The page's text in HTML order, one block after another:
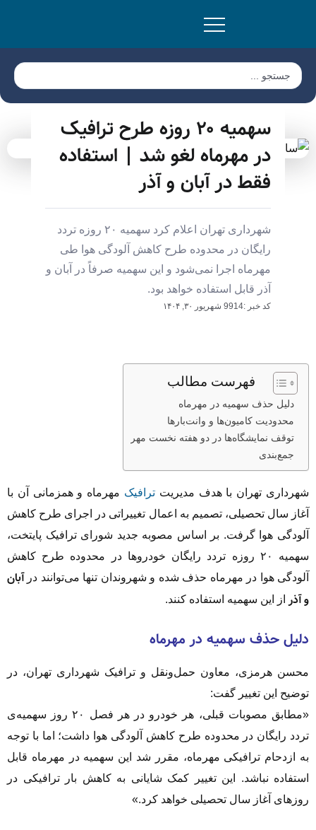
سهمیه ۲۰ روزه طرح ترافیک
در مهرماه لغو شد | استفاده
فقط در آبان و آذر
شهرداری تهران اعلام کرد سهمیه ۲۰ روزه تردد
رایگان در محدوده طرح کاهش آلودگی هوا طی
مهرماه اجرا نمی‌شود و این سهمیه صرفاً در آبان و
آذر قابل استفاده خواهد بود.
کد خبر :9914 شهریور ۳۰, ۱۴۰۴
فهرست مطالب
دلیل حذف سهمیه در مهرماه
محدودیت کامیون‌ها و وانت‌بارها
توقف نمایشگاه‌ها در دو هفته نخست مهر
جمع‌بندی
شهرداری تهران با هدف مدیریت ترافیک مهرماه و همزمانی آن با
آغاز سال تحصیلی، تصمیم به اعمال تغییراتی در اجرای طرح کاهش
آلودگی هوا گرفت. بر اساس مصوبه جدید شورای ترافیک پایتخت،
سهمیه ۲۰ روزه تردد رایگان خودروها در محدوده طرح کاهش
آلودگی هوا در مهرماه حذف شده و شهروندان تنها می‌توانند درآبان
و آذر از این سهمیه استفاده کنند.
دلیل حذف سهمیه در مهرماه
محسن هرمزی، معاون حمل‌ونقل و ترافیک شهرداری تهران، در
توضیح این تغییر گفت:
«مطابق مصوبات قبلی، هر خودرو در هر فصل ۲۰ روز سهمیه‌ی
تردد رایگان در محدوده طرح کاهش آلودگی هوا داشت؛ اما با توجه
به ازدحام ترافیکی مهرماه، مقرر شد این سهمیه در مهرماه قابل
استفاده نباشد. این تغییر کمک شایانی به کاهش بار ترافیکی در
روزهای آغاز سال تحصیلی خواهد کرد.»